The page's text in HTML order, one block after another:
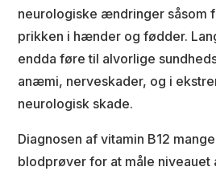
neurologiske ændringer såsom
prikken i hænder og fødder.
endda føre til alvorlige
anæmi, nerveskader, og i
neurologisk skade.
Diagnosen af vitamin B12
blodprøver for at måle niveauet